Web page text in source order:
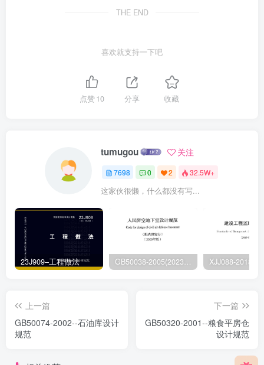
THE END
喜欢就支持一下吧
点赞10 分享 收藏
tumugou 关注
7698 0 2 32.5W+
这家伙很懒，什么都没有写...
23J909–工程做法 GB50038-2005(2023版)–人民防空地下室设计规范
上一篇
GB50074-2002--石油库设计
规范
下一篇
GB50320-2001--粮食平房仓
设计规范